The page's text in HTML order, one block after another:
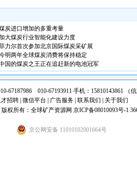
炭进口增加的多重考量
大煤炭行业智能化建设力度
力尔首次参加北京国际煤炭采矿展
明两年全球煤炭消费将保持稳定
国的煤炭之王正在追赶新的电池冠军
67187986 010-67193911 手机：15810143861 （
才招聘 微信平台 广告服务 联系我们
关于我们
版权所有：全球矿产资源网 京ICP备08010093号-1
京公网安备 11010102001664号